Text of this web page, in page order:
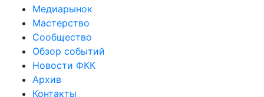
Медиарынок
Мастерство
Сообщество
Обзор событий
Новости ФКК
Архив
Контакты